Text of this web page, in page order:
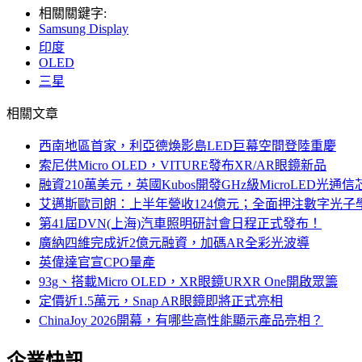
相關關鍵字:
Samsung Display
印度
OLED
三星
相關文章
西南地區首家，利亞德煥影島LED巨幕空間登陸重慶
索尼供Micro OLED，VITURE發布XR/AR眼鏡新品
融資210萬美元，英國Kubos開發GHz級MicroLED光通信
艾邁斯歐司朗：上半年營收124億元；全面押注數字光子
第41屆DVN(上海)汽車照明研討會日程正式發布！
廣納四維完成近2億元融資，加碼AR全彩光波導
英偉達官宣CPO量產
93g、搭載Micro OLED，XR眼鏡URXR One開啟眾籌
定價近1.5萬元，Snap AR眼鏡即將正式亮相
ChinaJoy 2026開幕，有哪些高性能顯示產品亮相？